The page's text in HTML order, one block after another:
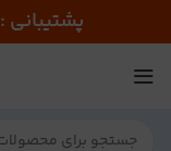
پشتیبانی : 02166102619 - 09366119082